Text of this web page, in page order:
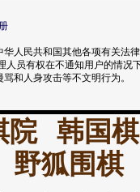
人民共和国其他各项有关法
人员有权在不通知用户的情况
和人身攻击等不文明行为。
院
韩国
野狐围棋